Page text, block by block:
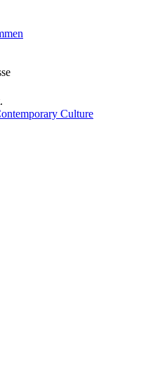
Culture